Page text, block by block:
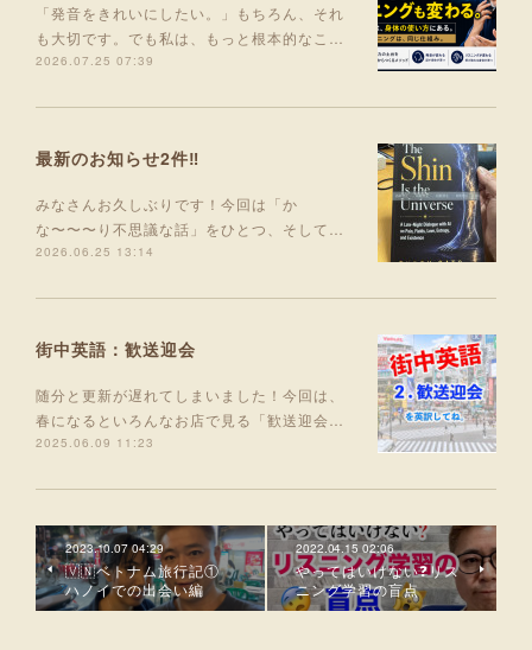
「発音をきれいにしたい。」もちろん、それ
も大切です。でも私は、もっと根本的なこ…
2026.07.25 07:39
最新のお知らせ2件‼️
みなさんお久しぶりです！今回は「か
な〜〜〜り不思議な話」をひとつ、そして…
2026.06.25 13:14
街中英語：歓送迎会
随分と更新が遅れてしまいました！今回は、
春になるといろんなお店で見る「歓送迎会…
2025.06.09 11:23
2023.10.07 04:29
🇻🇳ベトナム旅行記①
ハノイでの出会い編
2022.04.15 02:06
やってはいけない❓リス
ニング学習の盲点